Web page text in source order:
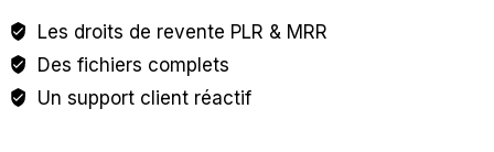
ON
DEMAND
Les droits de revente PLR & MRR
Des fichiers complets
Un support client réactif